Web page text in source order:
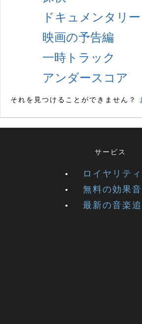
ドキュメンタリー
映画の予告編
一時トラック
アンダースコア
それを見つけることができません？
サービス
ロイヤリテ
無料の効果音
最新の音楽